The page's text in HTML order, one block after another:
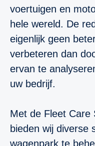
voertuigen en
hele wereld. De
eigenlijk geen
verbeteren dan
ervan te
uw bedrijf.
Met de Fleet Care
bieden wij diverse
wagenpark te